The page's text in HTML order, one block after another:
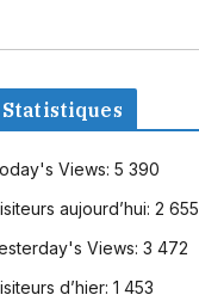
Statistiques
Views: 5 390
aujourd’hui: 2 655
Views: 3 472
d’hier: 1 453